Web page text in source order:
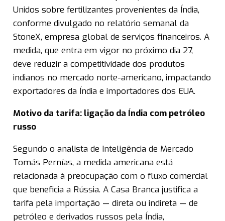
Unidos sobre fertilizantes provenientes da Índia,
conforme divulgado no relatório semanal da
StoneX, empresa global de serviços financeiros. A
medida, que entra em vigor no próximo dia 27,
deve reduzir a competitividade dos produtos
indianos no mercado norte-americano, impactando
exportadores da Índia e importadores dos EUA.
Motivo da tarifa: ligação da Índia com petróleo
russo
Segundo o analista de Inteligência de Mercado
Tomás Pernías, a medida americana está
relacionada à preocupação com o fluxo comercial
que beneficia a Rússia. A Casa Branca justifica a
tarifa pela importação — direta ou indireta — de
petróleo e derivados russos pela Índia,